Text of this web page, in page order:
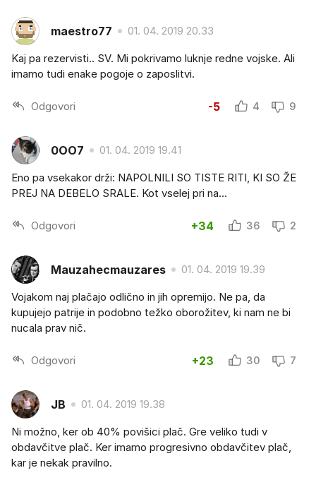
maestro77 01. 04. 2019 20.33
Kaj pa rezervisti.. SV. Mi pokrivamo luknje redne vojske. Ali
imamo tudi enake pogoje o zaposlitvi.
Odgovori -5 4 9
0OO7 01. 04. 2019 19.41
Eno pa vsekakor drži: NAPOLNILI SO TISTE RITI, KI SO ŽE
PREJ NA DEBELO SRALE. Kot vselej pri na...
Odgovori +34 36 2
Mauzahecmauzares 01. 04. 2019 19.39
Vojakom naj plačajo odlično in jih opremijo. Ne pa, da
kupujejo patrije in podobno težko oborožitev, ki nam ne bi
nucala prav nič.
Odgovori +23 30 7
JB 01. 04. 2019 19.38
Ni možno, ker ob 40% povišici plač. Gre veliko tudi v
obdavčitve plač. Ker imamo progresivno obdavčitev plač,
kar je nekak pravilno.